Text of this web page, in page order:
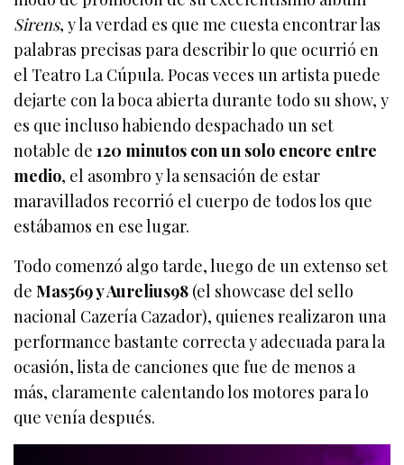
Sirens, y la verdad es que me cuesta encontrar las
palabras precisas para describir lo que ocurrió en
el Teatro La Cúpula. Pocas veces un artista puede
dejarte con la boca abierta durante todo su show, y
es que incluso habiendo despachado un set
notable de120 minutos con un solo encore entre
medio, el asombro y la sensación de estar
maravillados recorrió el cuerpo de todos los que
estábamos en ese lugar.
Todo comenzó algo tarde, luego de un extenso set
deMas569 y Aurelius98 (el showcase del sello
nacional Cazería Cazador), quienes realizaron una
performance bastante correcta y adecuada para la
ocasión, lista de canciones que fue de menos a
más, claramente calentando los motores para lo
que venía después.